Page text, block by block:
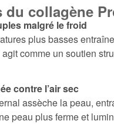
collagène
malgré le froid
plus basses
comme un soutien
contre l’air sec
assèche la peau,
peau plus ferme et